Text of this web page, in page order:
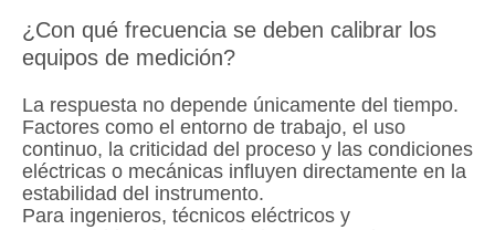
¿Con qué frecuencia se deben calibrar los
equipos de medición?
La respuesta no depende únicamente del tiempo.
Factores como el entorno de trabajo, el uso
continuo, la criticidad del proceso y las condiciones
eléctricas o mecánicas influyen directamente en la
estabilidad del instrumento.
Para ingenieros, técnicos eléctricos y